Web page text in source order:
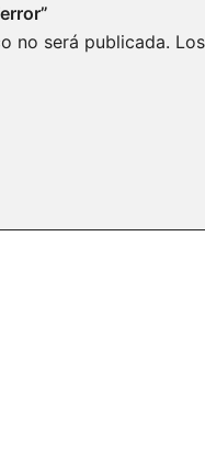
no será publicada.